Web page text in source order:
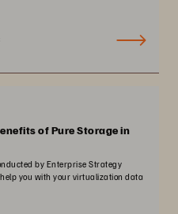
of Pure Storage in
by Enterprise Strategy
you with your virtualization data